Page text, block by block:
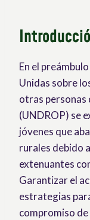
En el
Unidas sobre
otras personas
(UNDROP) se
jóvenes que
rurales debido
extenuantes
Garantizar el
estrategias
compromiso